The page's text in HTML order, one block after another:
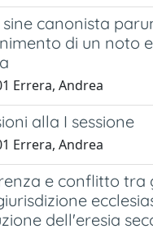
sine canonista
di un noto
Errera, Andrea
alla I sessione
Errera, Andrea
e conflitto tra
dell'eresia